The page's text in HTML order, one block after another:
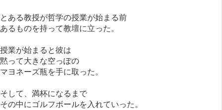
とある教授が哲学の授業が始まる前
あるものを持って教壇に立った。
授業が始まると彼は
黙って大きな空っぽの
マヨネーズ瓶を手に取った。
そして、満杯になるまで
その中にゴルフボールを入れていった。